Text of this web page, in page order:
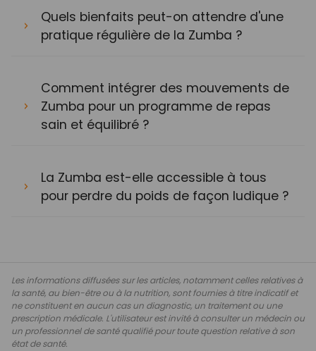
Quels bienfaits peut-on attendre d'une
pratique régulière de la Zumba ?
Comment intégrer des mouvements de
Zumba pour un programme de repas
sain et équilibré ?
La Zumba est-elle accessible à tous
pour perdre du poids de façon ludique ?
Les informations diffusées sur les articles, notamment celles relatives à
la santé, au bien-être ou à la nutrition, sont fournies à titre indicatif et
ne constituent en aucun cas un diagnostic, un traitement ou une
prescription médicale. L'utilisateur est invité à consulter un médecin ou
un professionnel de santé qualifié pour toute question relative à son
état de santé.